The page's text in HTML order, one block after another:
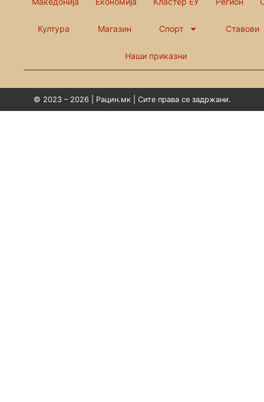
Култура Магазин Спорт Ставови
Наши приказни
© 2023 – 2026 | Рацин.мк | Сите права се задржани.